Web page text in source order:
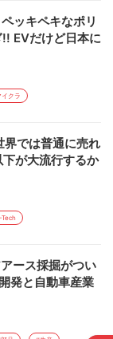
ッキペキなポリ
EVだけど日本に
クラ
では普通に売れ
が大流行するか
Tech
ース採掘がつい
発と自動車産業